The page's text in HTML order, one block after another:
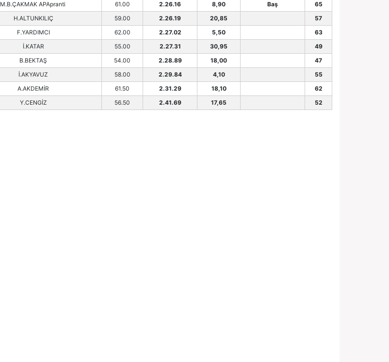
M.B.ÇAKMAK APApranti 61.00 2.26.16 8,90 Baş
65
H.ALTUNKILIÇ 59.00 2.26.19 20,85
57
F.YARDIMCI 62.00 2.27.02 5,50
63
İ.KATAR 55.00 2.27.31 30,95
49
B.BEKTAŞ 54.00 2.28.89 18,00
47
İ.AKYAVUZ 58.00 2.29.84 4,10
55
A.AKDEMİR 61.50 2.31.29 18,10
62
Y.CENGİZ 56.50 2.41.69 17,65 52